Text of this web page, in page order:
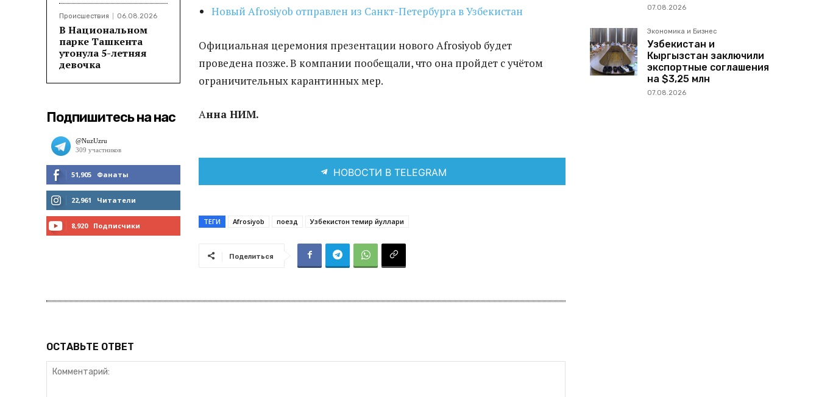
Происшествия 06.08.2026
В Национальном
парке Ташкента
утонула 5-летняя
девочка
Подпишитесь на нас
51,905 Фанаты
МНЕ НРАВИТСЯ
22,961 Читатели
8,920 Подписчики
Новый Afrosiyob отправлен из Санкт-Петербурга в Узбекистан
Официальная церемония презентации нового Afrosiyob будет
проведена позже. В компании пообещали, что она пройдет с учётом
ограничительных карантинных мер.
Анна НИМ.
НОВОСТИ В TELEGRAM
ТЕГИ Afrosiyob поезд Узбекистон темир йуллари
Поделиться
ОСТАВЬТЕ ОТВЕТ
07.08.2026
Экономика и Бизнес
Узбекистан и
Кыргызстан заключили
экспортные соглашения
на $3,25 млн
07.08.2026